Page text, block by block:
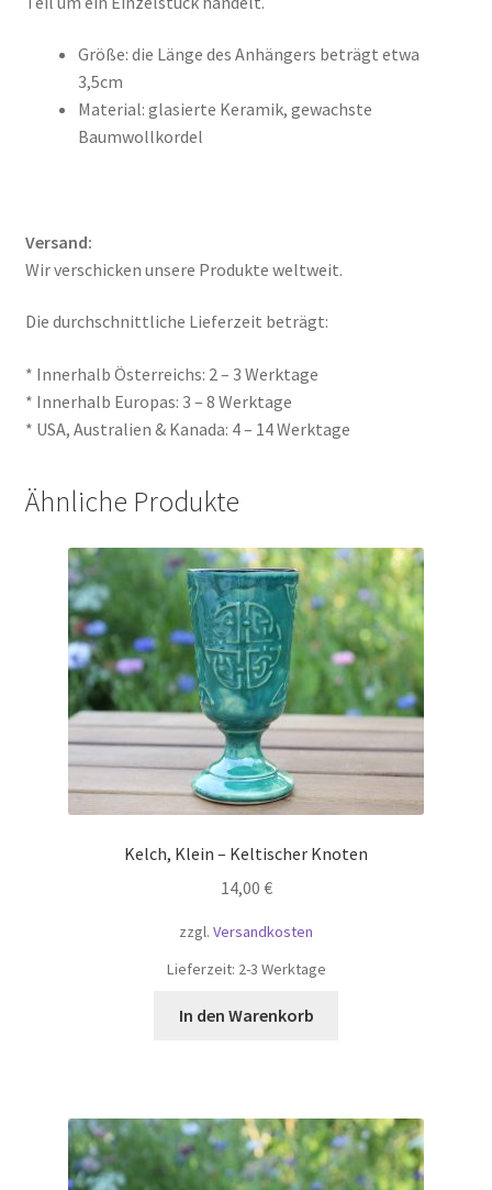
Größe: die Länge des Anhängers beträgt etwa
3,5cm
Material: glasierte Keramik, gewachste
Baumwollkordel
Versand:
Wir verschicken unsere Produkte weltweit.
Die durchschnittliche Lieferzeit beträgt:
* Innerhalb Österreichs: 2 – 3 Werktage
* Innerhalb Europas: 3 – 8 Werktage
* USA, Australien & Kanada: 4 – 14 Werktage
Ähnliche Produkte
Kelch, Klein – Keltischer Knoten
14,00 €
zzgl. Versandkosten
Lieferzeit: 2-3 Werktage
In den Warenkorb